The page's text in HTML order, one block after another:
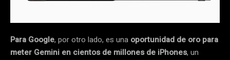
Para Google, por otro lado, es una oportunidad de oro para
meter Gemini en cientos de millones de iPhones, un